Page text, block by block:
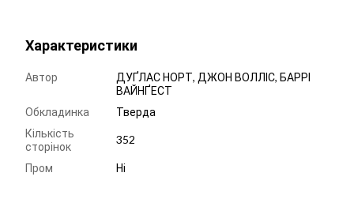
Характеристики
Автор
ДУҐЛАС НОРТ, ДЖОН ВОЛЛІС, БАРРІ
ВАЙНҐЕСТ
Обкладинка
Тверда
Кількість
сторінок
352
Пром Ні